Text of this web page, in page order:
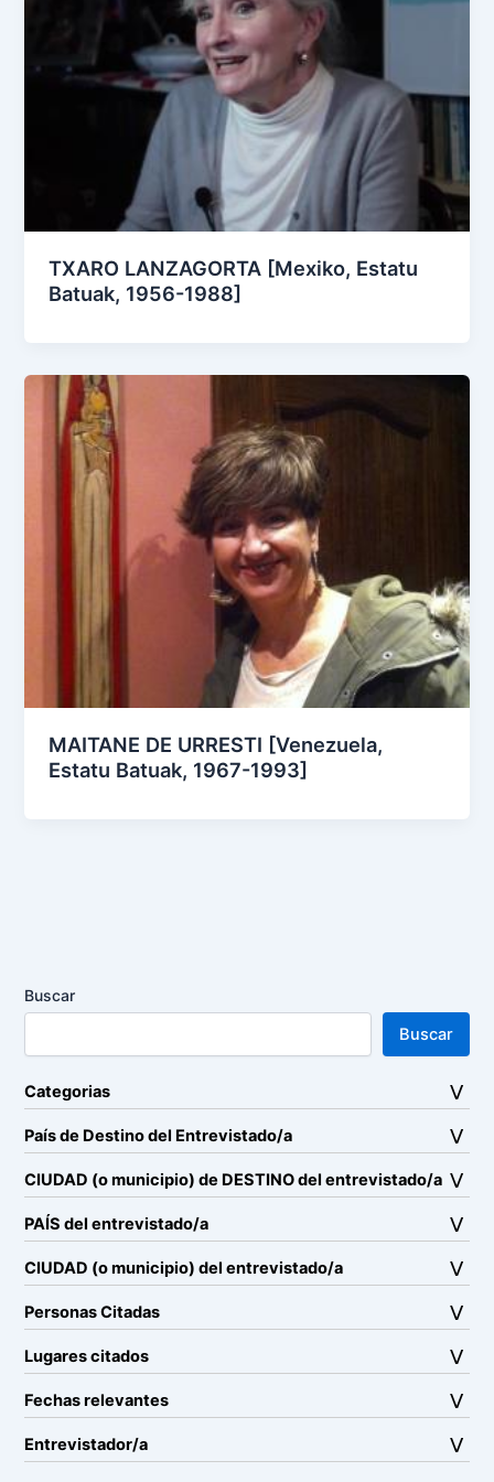
TXARO LANZAGORTA [Mexiko, Estatu
Batuak, 1956-1988]
MAITANE DE URRESTI [Venezuela,
Estatu Batuak, 1967-1993]
Buscar
Buscar
Categorias
País de Destino del Entrevistado/a
CIUDAD (o municipio) de DESTINO del entrevistado/a
PAÍS del entrevistado/a
CIUDAD (o municipio) del entrevistado/a
Personas Citadas
Lugares citados
Fechas relevantes
Entrevistador/a